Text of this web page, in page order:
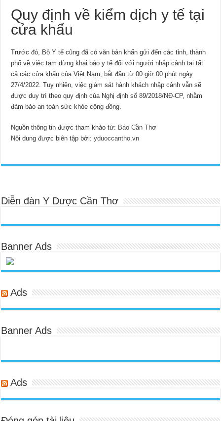
Quy định về kiểm dịch y tế tại
cửa khẩu
Trước đó, Bộ Y tế cũng đã có văn bản khẩn gửi đến các tỉnh, thành
phố về việc tạm dừng khai báo y tế đối với người nhập cảnh tại tất
cả các cửa khẩu của Việt Nam, bắt đầu từ 00 giờ 00 phút ngày
27/4/2022. Tuy nhiên, việc giám sát hành khách nhập cảnh vẫn sẽ
được duy trì theo quy định của Nghị định số 89/2018/NĐ-CP, nhằm
đảm bảo an toàn sức khỏe cộng đồng.
Nguồn thông tin được tham khảo từ: Báo Cần Thơ
Nội dung được biên tập bởi:yduoccantho.vn
Diễn đàn Y Dược Cần Thơ
Banner Ads
Ads
Banner Ads
Ads